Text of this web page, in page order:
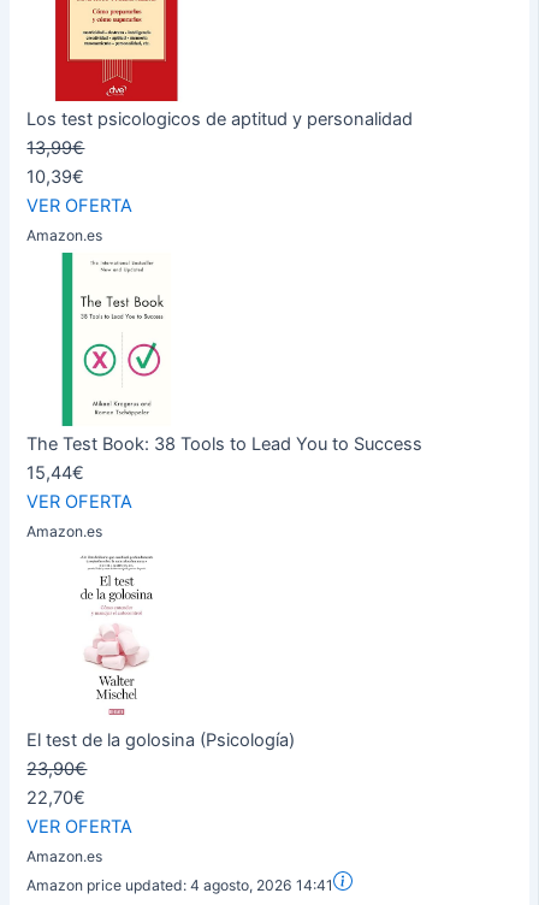
Los test psicologicos de aptitud y personalidad
13,99€
10,39€
VER OFERTA
Amazon.es
The Test Book: 38 Tools to Lead You to Success
15,44€
VER OFERTA
Amazon.es
El test de la golosina (Psicología)
23,90€
22,70€
VER OFERTA
Amazon.es
Amazon price updated:4 agosto, 2026 14:41